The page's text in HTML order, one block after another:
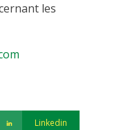
les
Linkedin